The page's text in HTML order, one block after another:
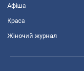
Афіша
Краса
Жіночий журнал